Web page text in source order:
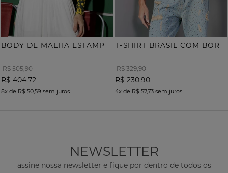
R$ 505,90
R$ 404,72
8x de R$ 50,59 sem juros
R$ 329,90
R$ 230,90
4x de R$ 57,73 sem juros
NEWSLETTER
assine nossa newsletter e fique por dentro de todos os